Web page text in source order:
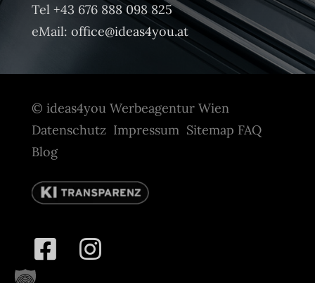
Tel +43 676 888 098 825
eMail: office@ideas4you.at
© ideas4you Werbeagentur Wien
Datenschutz Impressum Sitemap FAQ
Blog